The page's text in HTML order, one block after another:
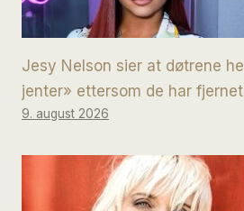
Jesy Nelson sier at døtrene
jenter» ettersom de har
9. august 2026